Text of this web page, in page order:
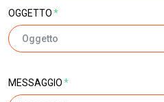
OGGETTO*
MESSAGGIO*